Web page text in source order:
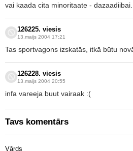
vai kaada cita minoritaate - dazaadiibai.
126225. viesis
13.maijs 2004 17:21
Tas sportvagons izskatās, itkā būtu
126228. viesis
13.maijs 2004 20:55
infa vareeja buut vairaak :(
Tavs komentārs
Vārds